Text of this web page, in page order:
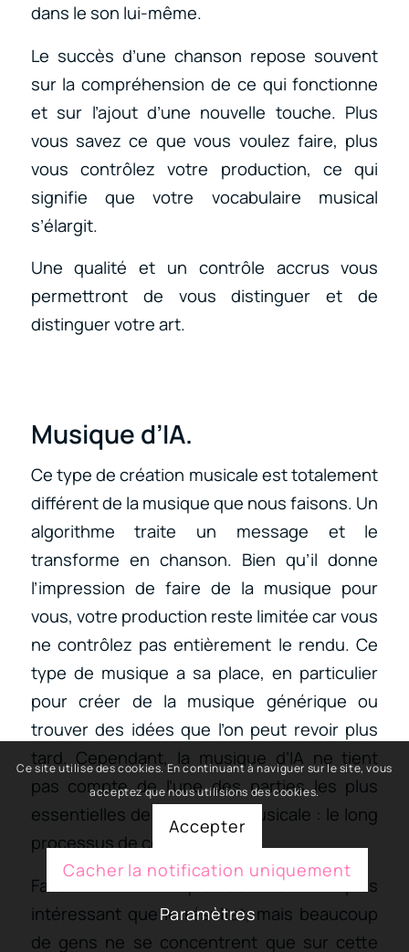
dans le son lui-même.
Le succès d’une chanson repose souvent
sur la compréhension de ce qui fonctionne
et sur l’ajout d’une nouvelle touche. Plus
vous savez ce que vous voulez faire, plus
vous contrôlez votre production, ce qui
signifie que votre vocabulaire musical
s’élargit.
Une qualité et un contrôle accrus vous
permettront de vous distinguer et de
distinguer votre art.
Musique d’IA.
Ce type de création musicale est totalement
différent de la musique que nous faisons. Un
algorithme traite un message et le
transforme en chanson. Bien qu’il donne
l’impression de faire de la musique pour
vous, votre production reste limitée car vous
ne contrôlez pas entièrement le rendu. Ce
type de musique a sa place, en particulier
pour créer de la musique générique ou
trouver des idées que l’on peut revoir plus
tard. Cependant, la musique d’IA ne tient
pas compte de l’une des parties les plus
essentielles de la création musicale : le long
processus de composition.
Faire de la musique est souvent plus
intéressant que le résultat, mais beaucoup
de gens ne se concentrent que sur cette
Ce site utilise des cookies. En continuant à naviguer sur le site, vous
acceptez que nous utilisions des cookies.
Accepter
Cacher la notification uniquement
Paramètres